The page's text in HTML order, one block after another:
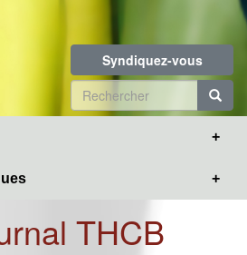
Syndiquez-vous
Formulaire
de
THCB